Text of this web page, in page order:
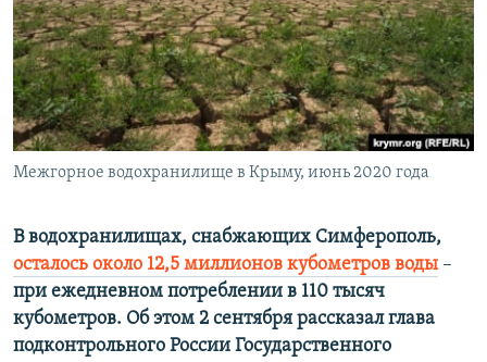
КРЫМ.НЕПОКОРЕННЫЙ
ELIFBE
УКРАИНСКАЯ ПРОБЛЕМА КРЫМА
Все сайты RFE/RL
Межгорное водохранилище в Крыму, июнь 2020 года
В водохранилищах, снабжающих Симферополь,
осталось около 12,5 миллионов кубометров воды –​
при ежедневном потреблении в 110 тысяч
кубометров. Об этом 2 сентября рассказал глава
подконтрольного России Государственного